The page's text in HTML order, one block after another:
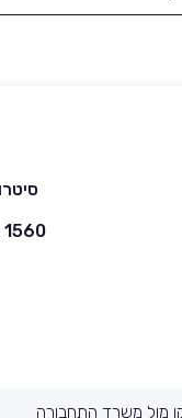
1560 סמ״ק דיזל
מול משרד התחבורה